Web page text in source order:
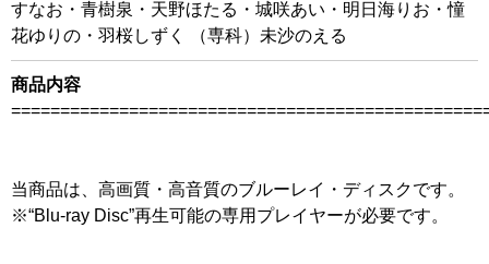
すなお・青樹泉・天野ほたる・城咲あい・明日海りお・憧
花ゆりの・羽桜しずく （専科）未沙のえる
商品内容
当商品は、高画質・高音質のブルーレイ・ディスクです。
※“Blu-ray Disc”再生可能の専用プレイヤーが必要です。